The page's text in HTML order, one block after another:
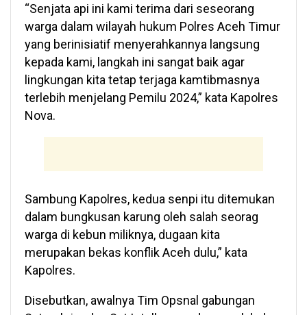
“Senjata api ini kami terima dari seseorang
warga dalam wilayah hukum Polres Aceh Timur
yang berinisiatif menyerahkannya langsung
kepada kami, langkah ini sangat baik agar
lingkungan kita tetap terjaga kamtibmasnya
terlebih menjelang Pemilu 2024,” kata Kapolres
Nova.
Sambung Kapolres, kedua senpi itu ditemukan
dalam bungkusan karung oleh salah seorag
warga di kebun miliknya, dugaan kita
merupakan bekas konflik Aceh dulu,” kata
Kapolres.
Disebutkan, awalnya Tim Opsnal gabungan